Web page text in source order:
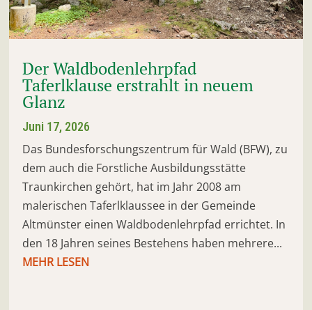
Der Waldbodenlehrpfad
Taferlklause erstrahlt in neuem
Glanz
Juni 17, 2026
Das Bundesforschungszentrum für Wald (BFW), zu
dem auch die Forstliche Ausbildungsstätte
Traunkirchen gehört, hat im Jahr 2008 am
malerischen Taferlklaussee in der Gemeinde
Altmünster einen Waldbodenlehrpfad errichtet. In
den 18 Jahren seines Bestehens haben mehrere...
MEHR LESEN